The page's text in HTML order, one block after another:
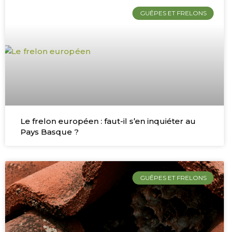
GUÊPES ET FRELONS
Le frelon européen : faut-il s’en inquiéter au
Pays Basque ?
GUÊPES ET FRELONS